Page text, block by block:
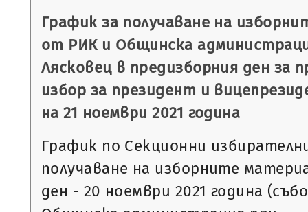
График за получаване на
от РИК и Общинска
Лясковец в предизборния ден за
избор за президент и
на 21 ноември 2021 година
График по Секционни
получаване на изборните
ден - 20 ноември 2021 година